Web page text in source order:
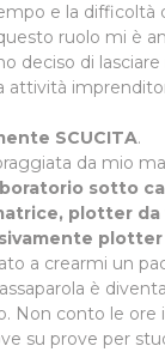
e la difficoltà
ruolo mi è
deciso di
attività
SCUCITA.
da mio
sotto
plotter da
plotter
a crearmi un
è
Non conto le ore
su prove per